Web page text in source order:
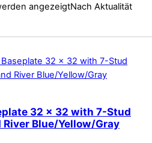
angezeigtNach Aktualität
32 x 32 with 7-Stud
River Blue/Yellow/Gray